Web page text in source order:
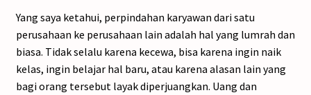
Yang saya ketahui, perpindahan karyawan dari satu
perusahaan ke perusahaan lain adalah hal yang lumrah dan
biasa. Tidak selalu karena kecewa, bisa karena ingin naik
kelas, ingin belajar hal baru, atau karena alasan lain yang
bagi orang tersebut layak diperjuangkan. Uang dan